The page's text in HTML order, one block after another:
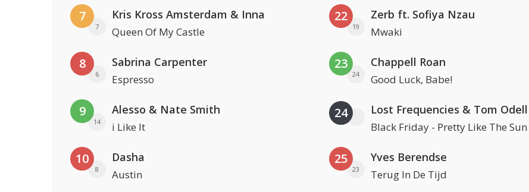
7
7
Kris Kross Amsterdam & Inna
Queen Of My Castle
8
6
Sabrina Carpenter
Espresso
9
14
Alesso & Nate Smith
i Like It
10
8
Dasha
Austin
22
19
Zerb ft. Sofiya Nzau
Mwaki
23
24
Chappell Roan
Good Luck, Babe!
24 Lost Frequencies & Tom Odell
Black Friday - Pretty Like The Sun
25
23
Yves Berendse
Terug In De Tijd